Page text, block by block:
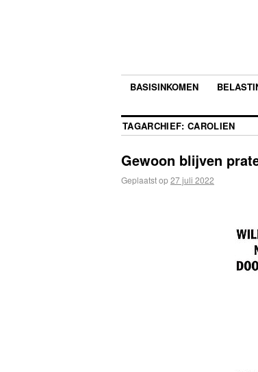
BASISINKOMEN
TAGARCHIEF: CAROLIEN
Gewoon blijven
Geplaatst op27 juli 2022